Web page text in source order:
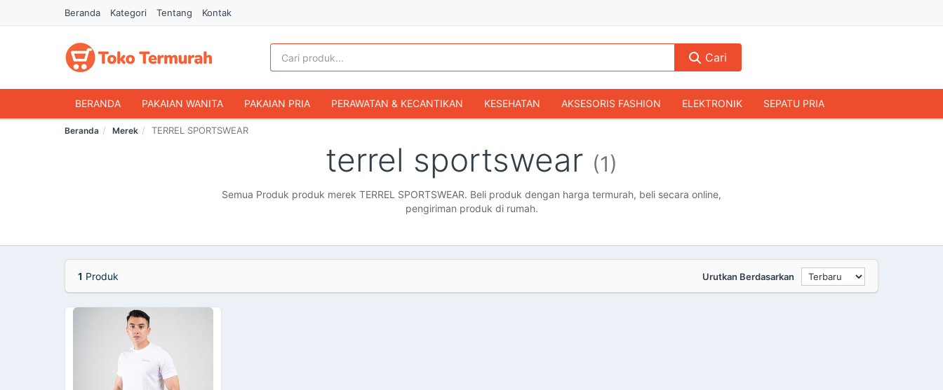
Beranda Kategori Tentang Kontak
Cari
BERANDA PAKAIAN WANITA PAKAIAN PRIA PERAWATAN & KECANTIKAN KESEHATAN AKSESORIS FASHION ELEKTRONIK SEPATU PRIA
HANDPHONE & AKSESORIS FASHION MUSLIM
IBU & BAYI FASHION BAYI & ANAK GAMING & KONSOL
BUKU & ALAT TULIS HOBI & KOLEKSI MOBIL SEPEDA MOTOR BUKU & MAJALAH KOMPUTER & AKSESORIS
Beranda Merek TERREL SPORTSWEAR
terrel sportswear (1)
Semua Produk produk merek TERREL SPORTSWEAR. Beli produk dengan harga termurah, beli secara online,
pengiriman produk di rumah.
1 Produk Urutkan Berdasarkan